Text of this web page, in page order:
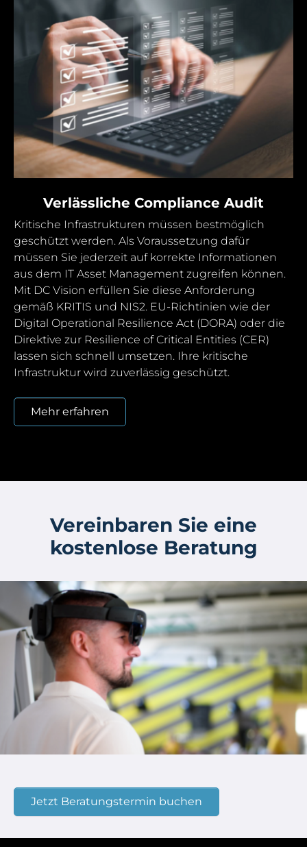
Verlässliche Compliance Audit
Kritische Infrastrukturen müssen bestmöglich
geschützt werden. Als Voraussetzung dafür
müssen Sie jederzeit auf korrekte Informationen
aus dem IT Asset Management zugreifen können.
Mit DC Vision erfüllen Sie diese Anforderung
gemäß KRITIS und NIS2. EU-Richtinien wie der
Digital Operational Resilience Act (DORA) oder die
Direktive zur Resilience of Critical Entities (CER)
lassen sich schnell umsetzen. Ihre kritische
Infrastruktur wird zuverlässig geschützt.
Mehr erfahren
Vereinbaren Sie eine
kostenlose Beratung
Jetzt Beratungstermin buchen